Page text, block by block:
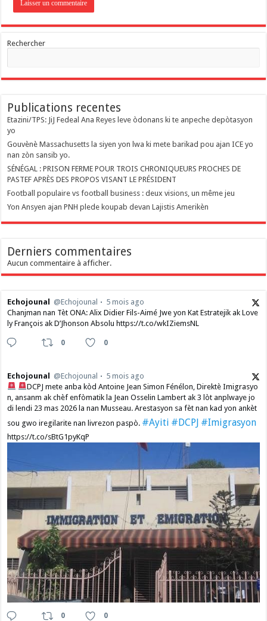
Rechercher
Publications recentes
Etazini/TPS: JiJ Fedeal Ana Reyes leve òdonans ki te anpeche depòtasyon
yo
Gouvènè Massachusetts la siyen yon lwa ki mete barikad pou ajan ICE yo
nan zòn sansib yo.
SÉNÉGAL : PRISON FERME POUR TROIS CHRONIQUEURS PROCHES DE
PASTEF APRÈS DES PROPOS VISANT LE PRÉSIDENT
Football populaire vs football business : deux visions, un même jeu
Yon Ansyen ajan PNH plede koupab devan Lajistis Amerikèn
Derniers commentaires
Aucun commentaire à afficher.
Echojounal @Echojounal
5 mois ago
Chanjman nan Tèt ONA: Alix Didier Fils-Aimé Jwe yon Kat Estratejik ak Love
ly François ak D’Jhonson Absolu https://t.co/wkIZiemsNL
0 0
Echojounal @Echojounal
5 mois ago
DCPJ mete anba kòd Antoine Jean Simon Fénélon, Direktè Imigrasyo
n, ansanm ak chèf enfòmatik la Jean Osselin Lambert ak 3 lòt anplwaye jo
di lendi 23 mas 2026 la nan Musseau. Arestasyon sa fèt nan kad yon ankèt
sou gwo iregilarite nan livrezon paspò. #Ayiti #DCPJ #Imigrasyon
https://t.co/sBtG1pyKqP
0 0